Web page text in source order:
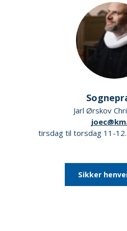
Jarl Ørskov
tirsdag til torsdag 11-
Sikker